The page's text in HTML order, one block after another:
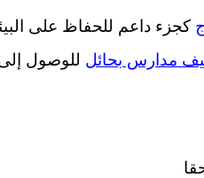
كجزء داعم للحفاظ على
مدارس بحائل للوصول